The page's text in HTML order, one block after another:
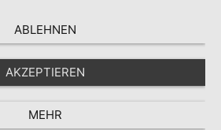
ABLEHNEN
AKZEPTIEREN
MEHR